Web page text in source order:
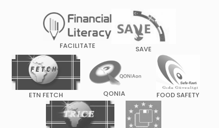
FACILITATE SAVE
ETN FETCH QONIA FOOD SAFETY